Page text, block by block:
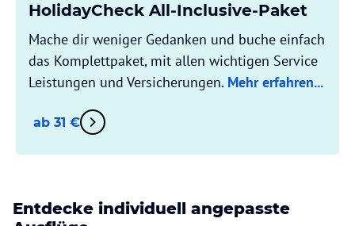
HolidayCheck All-Inclusive-Paket
Mache dir weniger Gedanken und buche einfach
das Komplettpaket, mit allen wichtigen Service
Leistungen und Versicherungen. Mehr erfahren...
ab 31 €
Entdecke individuell angepasste